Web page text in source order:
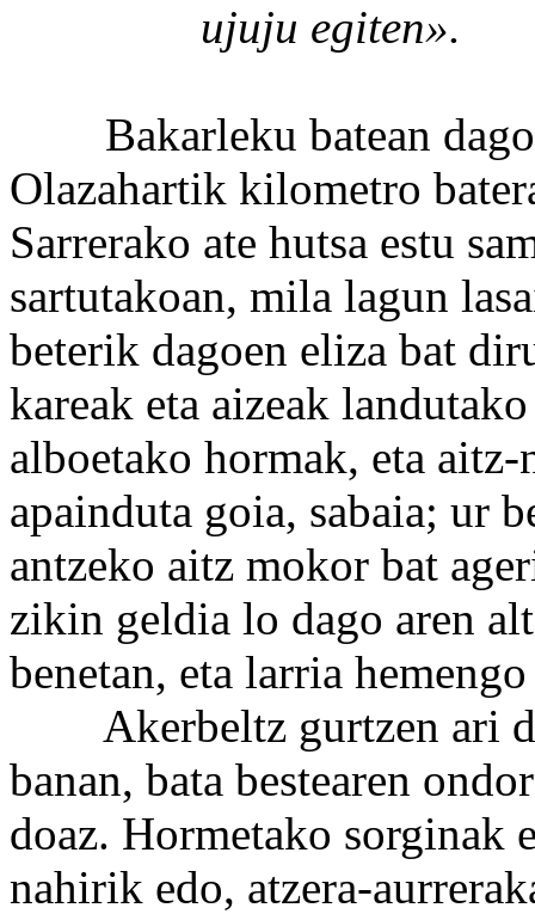
ujuju egiten».
Bakarleku batean
Olazahartik kilometro
Sarrerako ate hutsa estu
sartutakoan, mila lagun
beterik dagoen eliza bat
kareak eta aizeak
alboetako hormak, eta
apainduta goia, sabaia; ur
antzeko aitz mokor bat
zikin geldia lo dago aren
benetan, eta larria
Akerbeltz gurtzen ari
banan, bata bestearen
doaz. Hormetako sorginak
nahirik edo, atzera-